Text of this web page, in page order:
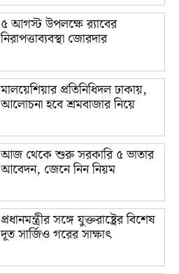
৫ আগস্ট উপলক্ষে র‌্যাবের
নিরাপত্তাব্যবস্থা জোরদার
মালয়েশিয়ার প্রতিনিধিদল ঢাকায়,
আলোচনা হবে শ্রমবাজার নিয়ে
আজ থেকে শুরু সরকারি ৫ ভাতার
আবেদন, জেনে নিন নিয়ম
প্রধানমন্ত্রীর সঙ্গে যুক্তরাষ্ট্রের বিশেষ
দূত সার্জিও গরের সাক্ষাৎ